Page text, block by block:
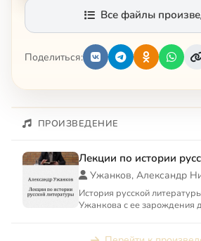
Все файлы
Поделиться:
ПРОИЗВЕДЕНИЕ
Лекции по истории
Ужанков, Александр
История русской
Ужанкова с ее зарождения